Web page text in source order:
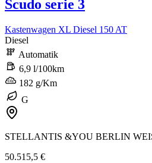
Scudo serie 3
Kastenwagen XL Diesel 150 AT
Diesel
Automatik
6,9 l/100km
182 g/Km
G
STELLANTIS &YOU BERLIN
50.515,5 €